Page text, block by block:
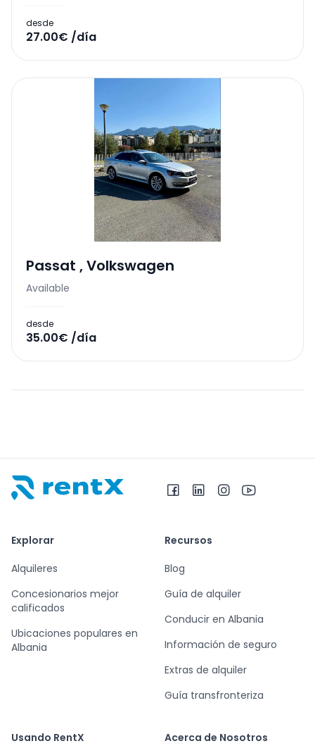
desde
27.00€ /día
Passat ,Volkswagen
Available
desde
35.00€ /día
Explorar
Alquileres
Concesionarios mejor
calificados
Ubicaciones populares en
Albania
Recursos
Blog
Guía de alquiler
Conducir en Albania
Información de seguro
Extras de alquiler
Guía transfronteriza
Usando RentX
Acerca de Nosotros